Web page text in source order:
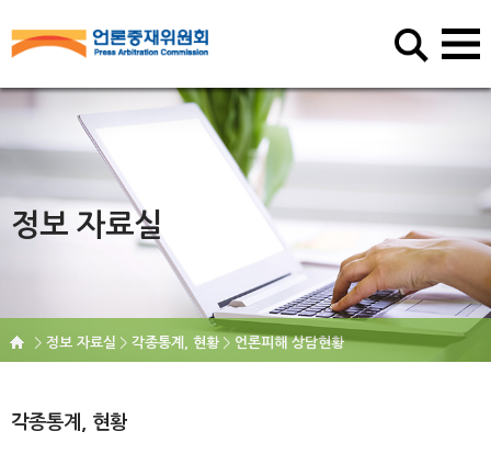
정보 자료실
정보 자료실 각종통계, 현황 언론피해 상담현황
각종통계, 현황